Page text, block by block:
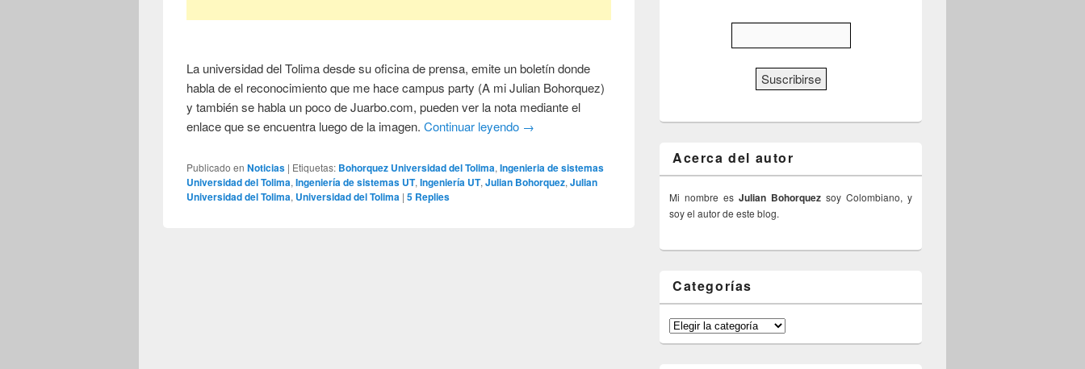
La universidad del Tolima desde su oficina de prensa, emite un boletín donde
habla de el reconocimiento que me hace campus party (A mi Julian Bohorquez)
y también se habla un poco de Juarbo.com, pueden ver la nota mediante el
enlace que se encuentra luego de la imagen.Continuar leyendo →
Publicado en Noticias | Etiquetas: Bohorquez Universidad del Tolima,Ingenieria de sistemas
Universidad del Tolima,Ingeniería de sistemas UT,Ingeniería UT,Julian Bohorquez,Julian
Universidad del Tolima, Universidad del Tolima |5 Replies
Acerca del autor
Mi nombre es Julian Bohorquez soy Colombiano, y
soy el autor de este blog.
Categorías
Categorías